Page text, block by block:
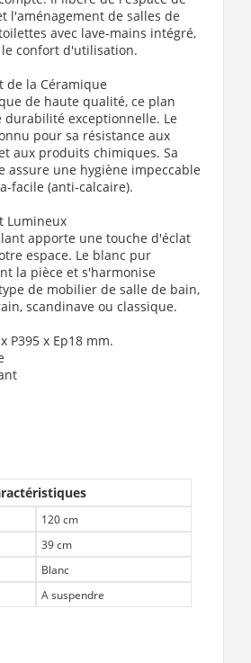
l'aménagement de salles de
avec lave-mains intégré,
confort d'utilisation.
de la Céramique
de haute qualité, ce plan
exceptionnelle. Le
pour sa résistance aux
aux produits chimiques. Sa
assure une hygiène impeccable
facile (anti-calcaire).
Lumineux
apporte une touche d'éclat
espace. Le blanc pur
la pièce et s'harmonise
de mobilier de salle de bain,
scandinave ou classique.
P395 x Ep18 mm.
120 cm
39 cm
Blanc
A suspendre